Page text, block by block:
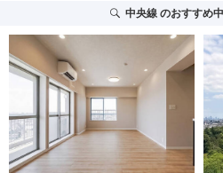
中央線のおすすめ